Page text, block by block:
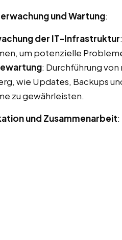
und Wartung:
der IT-Infrastruktur
um potenzielle
: Durchführung
wie Updates, Backups
zu gewährleisten.
und Zusammenarbeit: